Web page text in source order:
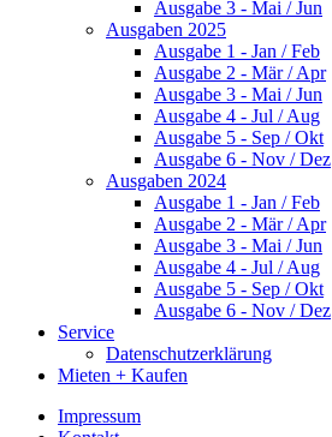
Ausgabe 3 - Mai / Jun
Ausgaben 2025
Ausgabe 1 - Jan / Feb
Ausgabe 2 - Mär / Apr
Ausgabe 3 - Mai / Jun
Ausgabe 4 - Jul / Aug
Ausgabe 5 - Sep / Okt
Ausgabe 6 - Nov / Dez
Ausgaben 2024
Ausgabe 1 - Jan / Feb
Ausgabe 2 - Mär / Apr
Ausgabe 3 - Mai / Jun
Ausgabe 4 - Jul / Aug
Ausgabe 5 - Sep / Okt
Ausgabe 6 - Nov / Dez
Service
Datenschutzerklärung
Mieten + Kaufen
Impressum